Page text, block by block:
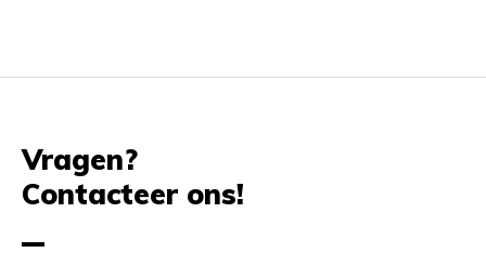
Vragen?
Contacteer ons!